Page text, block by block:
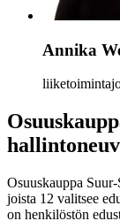
Annika
Osuuskauppa
joista 12 valitsee
on henkilöstön